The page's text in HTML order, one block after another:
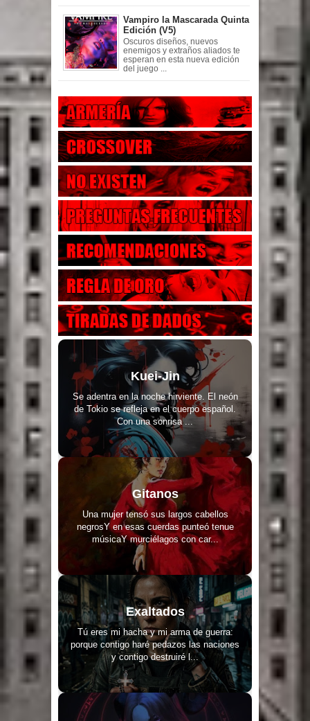
Vampiro la Mascarada Quinta
Edición (V5)
Oscuros diseños, nuevos
enemigos y extraños aliados te
esperan en esta nueva edición
del juego ...
Kuei-Jin
Se adentra en la noche hirviente. El neón
de Tokio se refleja en el cuerpo español.
Con una sonrisa ...
Gitanos
Una mujer tensó sus largos cabellos
negrosY en esas cuerdas punteó tenue
músicaY murciélagos con car...
Exaltados
Tú eres mi hacha y mi arma de guerra:
porque contigo haré pedazos las naciones
y contigo destruiré l...